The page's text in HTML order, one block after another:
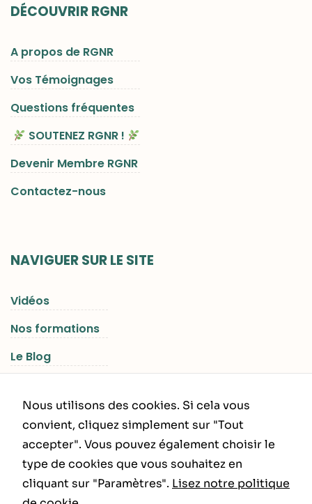
DÉCOUVRIR RGNR
A propos de RGNR
Vos Témoignages
Questions fréquentes
SOUTENEZ RGNR !
Devenir Membre RGNR
Contactez-nous
NAVIGUER SUR LE SITE
Vidéos
Nos formations
Le Blog
INFORMATIONS LÉGALES
Politique de Confidentialité
Nous utilisons des cookies. Si cela vous
convient, cliquez simplement sur "Tout
accepter". Vous pouvez également choisir le
type de cookies que vous souhaitez en
cliquant sur "Paramètres". Lisez notre politique